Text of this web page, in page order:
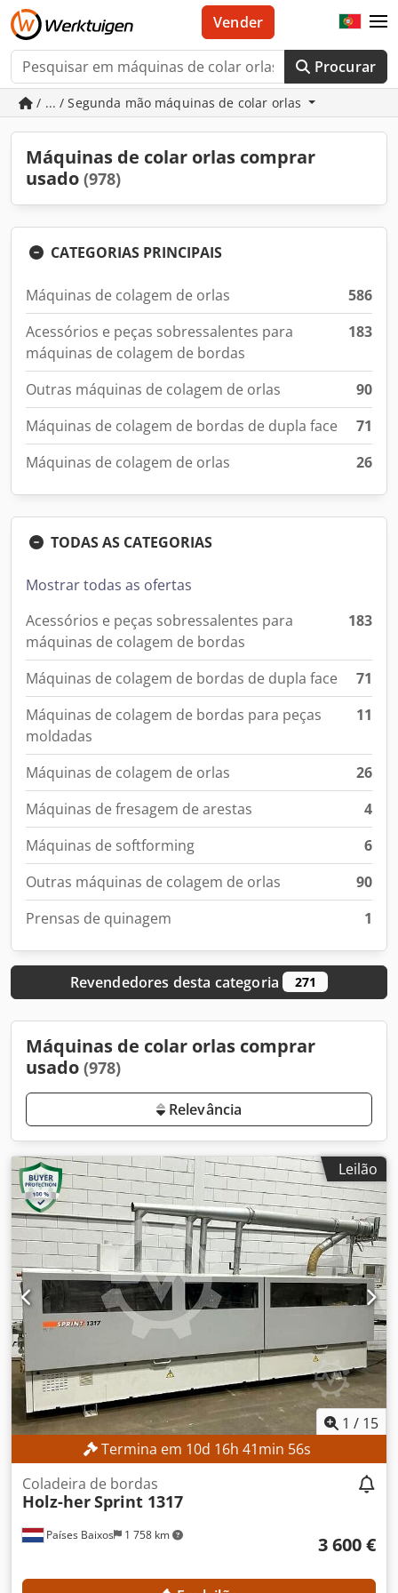
Procurar
Vender
/ ... / Segunda mão máquinas de colar orlas
Máquinas de colar orlas comprar
usado (978)
CATEGORIAS PRINCIPAIS
Máquinas de colagem de orlas
586
Acessórios e peças sobressalentes para
máquinas de colagem de bordas
183
Outras máquinas de colagem de orlas
90
Máquinas de colagem de bordas de dupla face
71
Máquinas de colagem de orlas
26
TODAS AS CATEGORIAS
Mostrar todas as ofertas
Acessórios e peças sobressalentes para
máquinas de colagem de bordas
183
Máquinas de colagem de bordas de dupla face
71
Máquinas de colagem de bordas para peças
moldadas
11
Máquinas de colagem de orlas
26
Máquinas de fresagem de arestas
4
Máquinas de softforming
6
Outras máquinas de colagem de orlas
90
Prensas de quinagem
1
Revendedores desta categoria 271
Máquinas de colar orlas comprar
usado (978)
Relevância
Leilão
1 / 15
Termina em 10d 16h 41min 53s
Países Baixos 1 758 km
Coladeira de bordas
Holz-herSprint 1317
3 600 €